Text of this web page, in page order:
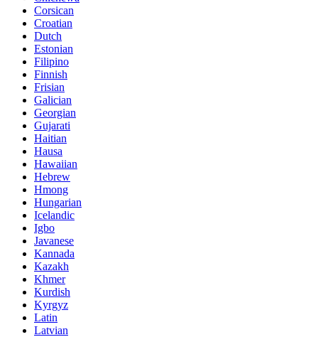
Corsican
Croatian
Dutch
Estonian
Filipino
Finnish
Frisian
Galician
Georgian
Gujarati
Haitian
Hausa
Hawaiian
Hebrew
Hmong
Hungarian
Icelandic
Igbo
Javanese
Kannada
Kazakh
Khmer
Kurdish
Kyrgyz
Latin
Latvian